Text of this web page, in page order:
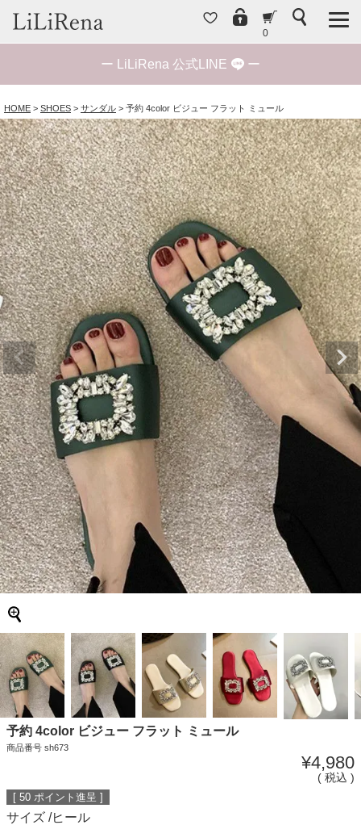
0
ー LiLiRena 公式LINE ー
HOME SHOES サンダル 予約 4color ビジュー フラット ミュール
予約 4color ビジュー フラット ミュール
商品番号 sh673
¥4,980
税込
[ 50 ポイント進呈 ]
サイズ ヒール